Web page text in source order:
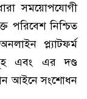
সময়োপযোগী
পরিবেশ নিশ্চিত
প্ল্যাটফর্ম
এবং এর দণ্ড
আইনে সংশোধন